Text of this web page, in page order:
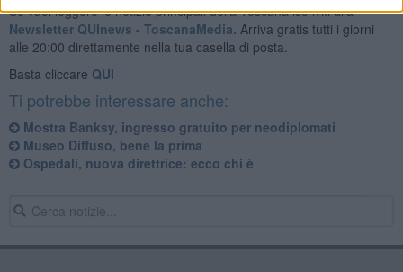
Se vuoi leggere le notizie principali della Toscana iscriviti alla
Newsletter QUInews - ToscanaMedia. Arriva gratis tutti i giorni
alle 20:00 direttamente nella tua casella di posta.
Basta cliccare QUI
Ti potrebbe interessare anche:
Mostra Banksy, ingresso gratuito per neodiplomati
Museo Diffuso, bene la prima
Ospedali, nuova direttrice: ecco chi è